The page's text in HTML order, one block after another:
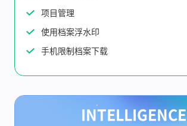
项目管理
使用档案浮水印
手机限制档案下载
INTELLIGENCE